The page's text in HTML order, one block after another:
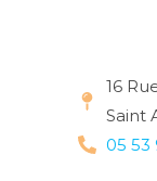
16
Saint
05 53